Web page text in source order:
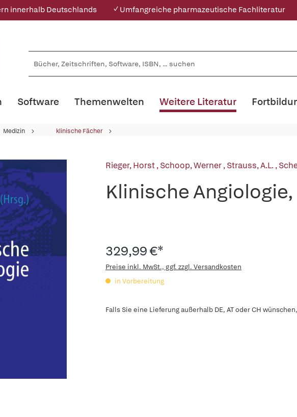
innerhalb Deutschlands ✓ Umfangreiche pharmazeutische Fachliteratur
Software Themenwelten Weitere Literatur
Medizin klinische Fächer
Rieger, Horst,Schoop, Werner,Strauss, A.L.,
Klinische
329,99 €*
Preise inkl. MwSt., ggf. zzgl. Versandkosten
in Vorbereitung
Falls Sie eine Lieferung außerhalb DE, AT oder CH